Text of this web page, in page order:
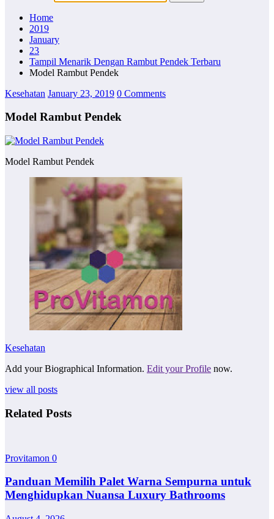
Home
2019
January
23
Tampil Menarik Dengan Rambut Pendek Terbaru
Model Rambut Pendek
Kesehatan January 23, 2019 0 Comments
Model Rambut Pendek
Model Rambut Pendek
Kesehatan
Add your Biographical Information. Edit your Profile now.
view all posts
Related Posts
Provitamon 0
Panduan Memilih Palet Warna Sempurna untuk
Menghidupkan Nuansa Luxury Bathrooms